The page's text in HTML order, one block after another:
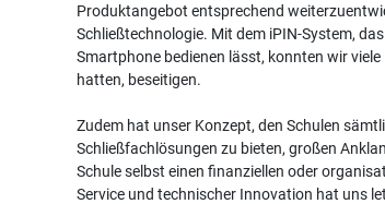
Produktangebot entsprechend
Schließtechnologie. Mit dem iPIN-System,
Smartphone bedienen lässt, konnten wir
hatten, beseitigen.
Zudem hat unser Konzept, den Schulen
Schließfachlösungen zu bieten, großen
Schule selbst einen finanziellen oder
Service und technischer Innovation hat uns